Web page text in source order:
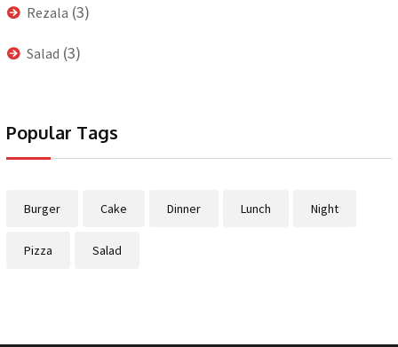
Rezala (3)
Salad (3)
Popular Tags
Burger Cake Dinner Lunch Night
Pizza Salad